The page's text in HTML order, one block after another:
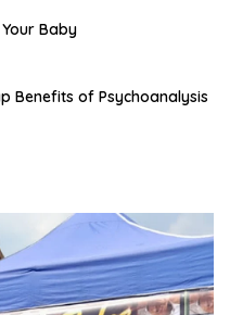
Baby
Benefits of Psychoanalysis